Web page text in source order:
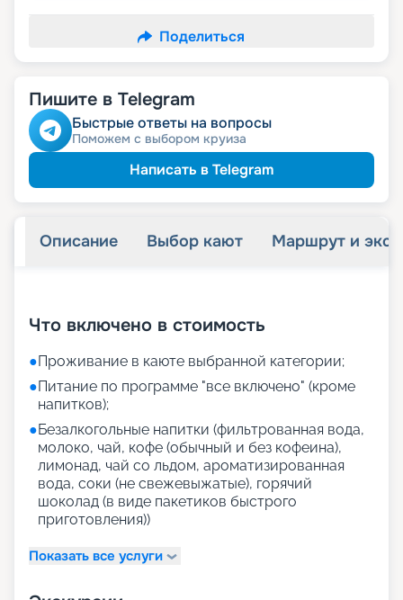
Поделиться
Пишите в Telegram
Быстрые ответы на вопросы
Поможем с выбором круиза
Написать в Telegram
Описание Выбор кают Маршрут и
Что включено в стоимость
●Проживание в каюте выбранной категории;
●Питание по программе "все включено" (кроме
напитков);
●Безалкогольные напитки (фильтрованная вода,
молоко, чай, кофе (обычный и без кофеина),
лимонад, чай со льдом, ароматизированная
вода, соки (не свежевыжатые), горячий
шоколад (в виде пакетиков быстрого
приготовления))
Показать все услуги